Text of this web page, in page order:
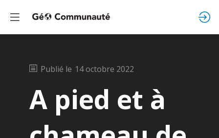
Publié le 14 octobre 2022
A pied et à